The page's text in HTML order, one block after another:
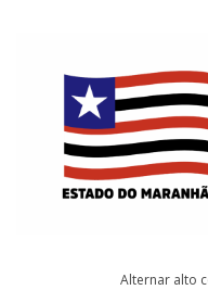
Alternar alto